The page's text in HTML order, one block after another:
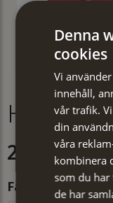
Halsduk
299 kr
Färg
Denna
cookies
Vi
innehåll,
vår trafik.
din
våra
kombinera
som du
de har